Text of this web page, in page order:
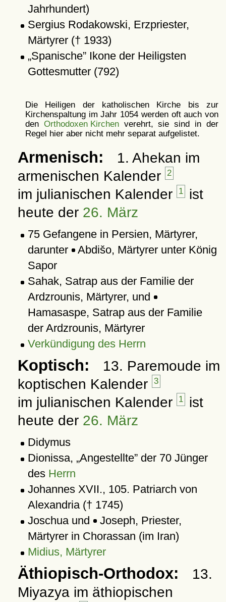
Jahrhundert)
Sergius Rodakowski, Erzpriester,
Märtyrer († 1933)
Spanische Ikone der Heiligsten
Gottesmutter (792)
Die Heiligen der katholischen Kirche bis zur
Kirchenspaltung im Jahr 1054 werden oft auch von
den Orthodoxen Kirchenverehrt, sie sind in der
Regel hier aber nicht mehr separat aufgelistet.
Armenisch:
1. Ahekan im
armenischen Kalender
2
im julianischen Kalender 1 ist
heute der 26. März
75 Gefangene in Persien, Märtyrer,
darunter Abdišo, Märtyrer unter König
Sapor
Sahak, Satrap aus der Familie der
Ardzrounis, Märtyrer, und
Hamasaspe, Satrap aus der Familie
der Ardzrounis, Märtyrer
Verkündigung des Herrn
Koptisch:
13. Paremoude im
koptischen Kalender
3
im julianischen Kalender 1 ist
heute der 26. März
Didymus
Dionissa, Angestellte der 70 Jünger
des Herrn
Johannes XVII., 105. Patriarch von
Alexandria († 1745)
Joschua und Joseph, Priester,
Märtyrer in Chorassan (im Iran)
Midius, Märtyrer
Äthiopisch-Orthodox:
13.
Miyazya im äthiopischen